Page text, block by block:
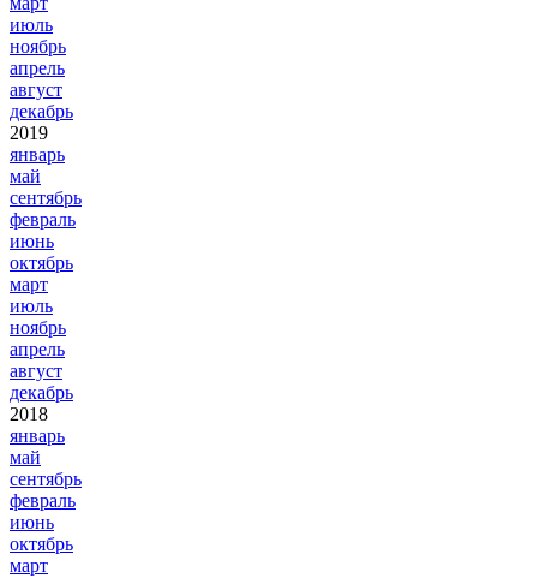
июль
ноябрь
апрель
август
декабрь
2019
январь
май
сентябрь
февраль
июнь
октябрь
март
июль
ноябрь
апрель
август
декабрь
2018
январь
май
сентябрь
февраль
июнь
октябрь
март